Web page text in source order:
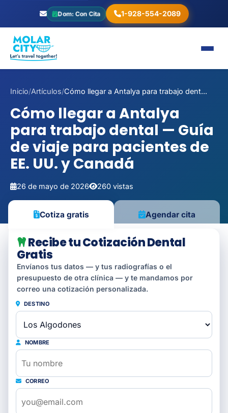
Dom: Con Cita 1-928-554-2089
Inicio/Artículos/Cómo llegar a Antalya para trabajo dent...
Cómo llegar a Antalya
para trabajo dental — Guía
de viaje para pacientes de
EE. UU. y Canadá
26 de mayo de 2026 260 vistas
Cotiza gratis Agendar cita
Recibe tu Cotización Dental
Gratis
Envíanos tus datos — y tus radiografías o el
presupuesto de otra clínica — y te mandamos por
correo una cotización personalizada.
DESTINO
NOMBRE
CORREO